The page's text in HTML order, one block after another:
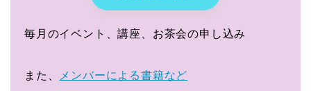
毎月のイベント、講座、お茶会の申し込み
また、 メンバーによる書籍など